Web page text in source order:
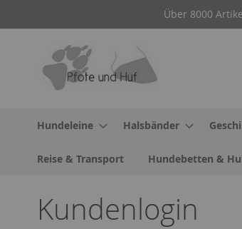
zum
Über 8000
Hundeleine Halsbänder
Reise & Transport Hundebetten &
Kundenlogin